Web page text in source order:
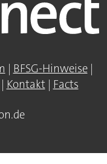
| BFSG-Hinweise|
| Kontakt| Facts